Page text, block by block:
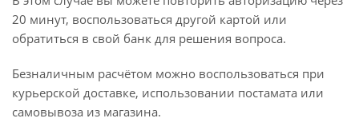
20 минут, воспользоваться другой картой или
обратиться в свой банк для решения вопроса.
Безналичным расчётом можно воспользоваться при
курьерской доставке, использовании постамата или
самовывоза из магазина.